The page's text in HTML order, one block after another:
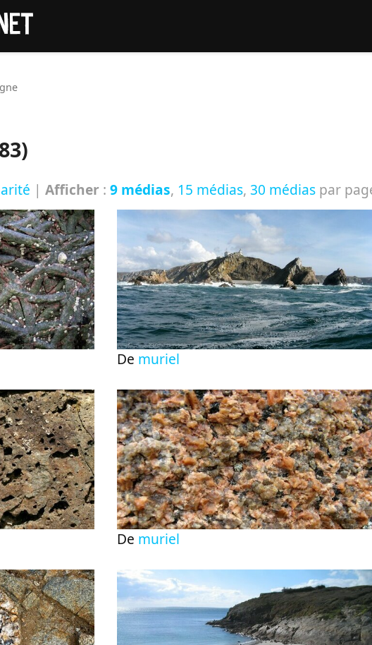
| Afficher : 9 médias, 15 médias, 30 médias par
De muriel
De muriel